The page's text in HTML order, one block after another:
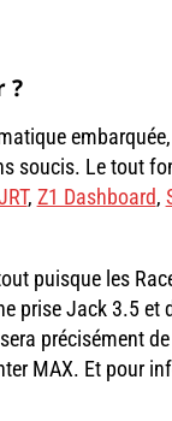
?
soucis. Le tout
, Z1 Dashboard,
puisque les
prise Jack 3.5 et
précisément
MAX. Et pour